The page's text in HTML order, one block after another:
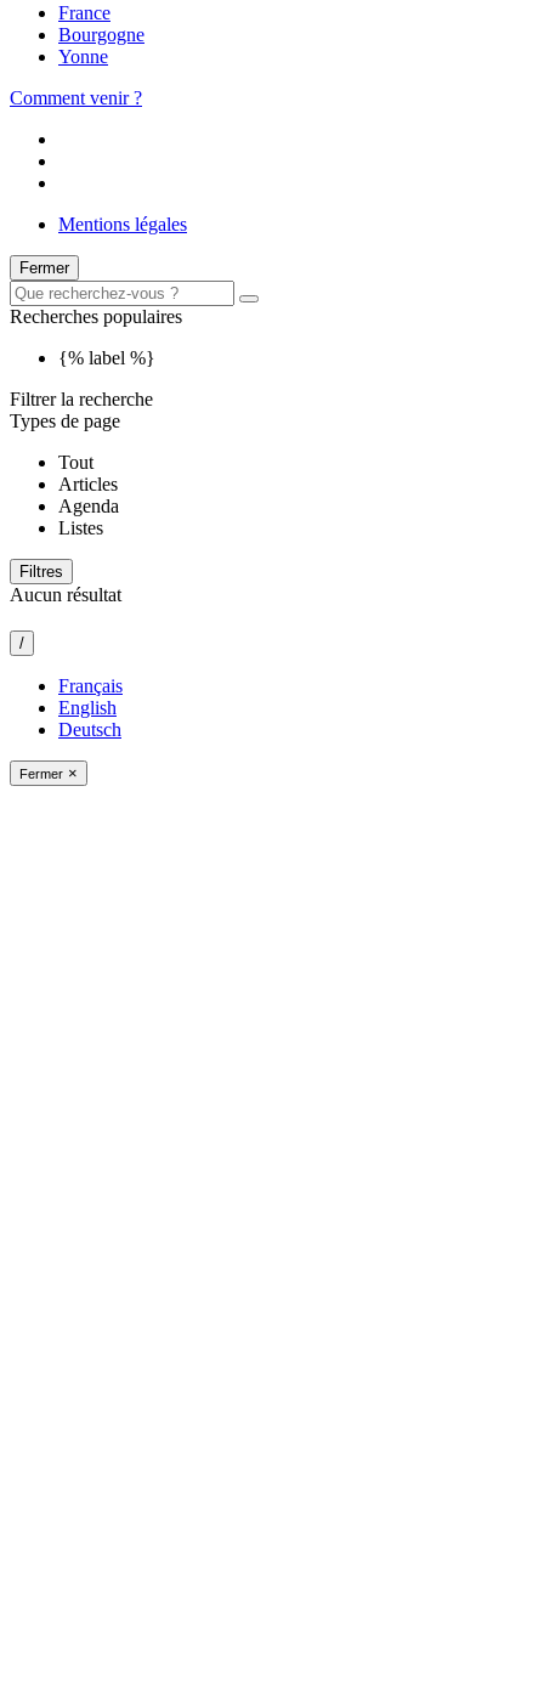
France
Bourgogne
Yonne
Comment venir ?
Mentions légales
Fermer
Recherches populaires
{% label %}
Filtrer la recherche
Types de page
Tout
Articles
Agenda
Listes
Filtres
Aucun résultat
/
Français
English
Deutsch
Fermer ×